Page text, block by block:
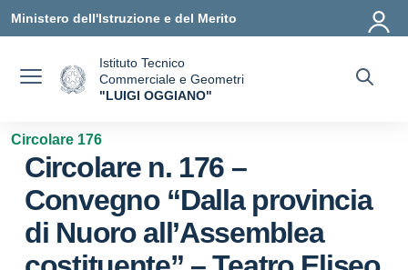
Ministero dell'Istruzione e del Merito
Istituto Tecnico
Commerciale e Geometri
"LUIGI OGGIANO"
Circolare 176
Circolare n. 176 –
Convegno “Dalla provincia
di Nuoro all’Assemblea